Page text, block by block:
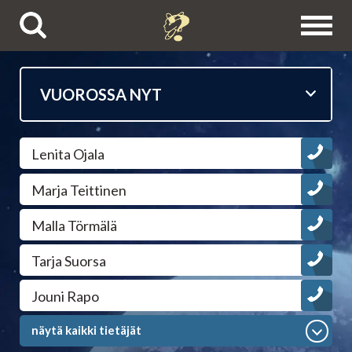
Puhelinpalvelut
Tietäjien esittelyt
Astrologit
Ennustajat
Selvänäkijät
Lenita Ojala
Marja Teittinen
Malla Törmälä
Tarja Suorsa
Jouni Rapo
näytä kaikki tietäjät